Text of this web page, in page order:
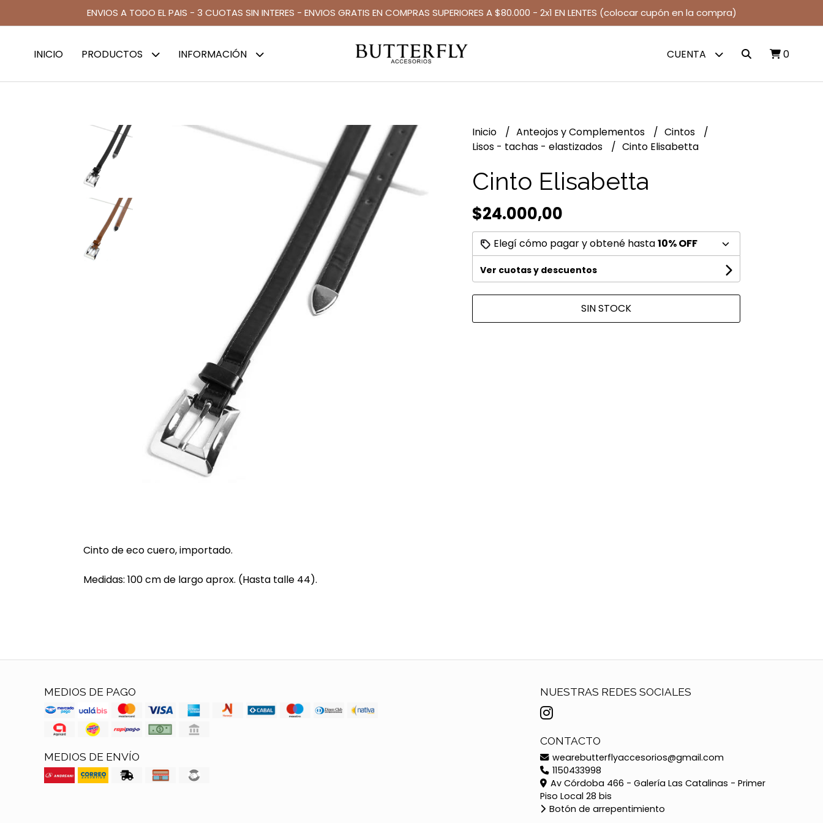
ENVIOS A TODO EL PAIS - 3 CUOTAS SIN INTERES - ENVIOS GRATIS EN COMPRAS SUPERIORES A $80.000 - 2x1 EN LENTES (colocar cupón en la compra)
INICIO PRODUCTOS INFORMACIÓN CUENTA 0
Cinto de eco cuero, importado.
Medidas: 100 cm de largo aprox. (Hasta talle 44).
Inicio Anteojos y Complementos
Cintos
Lisos - tachas - elastizados
Cinto Elisabetta
Cinto Elisabetta
$24.000,00
Elegí cómo pagar y obtené hasta10% OFF
Ver cuotas y descuentos
SIN STOCK
MEDIOS DE PAGO
MEDIOS DE ENVÍO
NUESTRAS REDES SOCIALES
CONTACTO
wearebutterflyaccesorios@gmail.com
1150433998
Av Córdoba 466 - Galería Las Catalinas - Primer
Piso Local 28 bis
Botón de arrepentimiento